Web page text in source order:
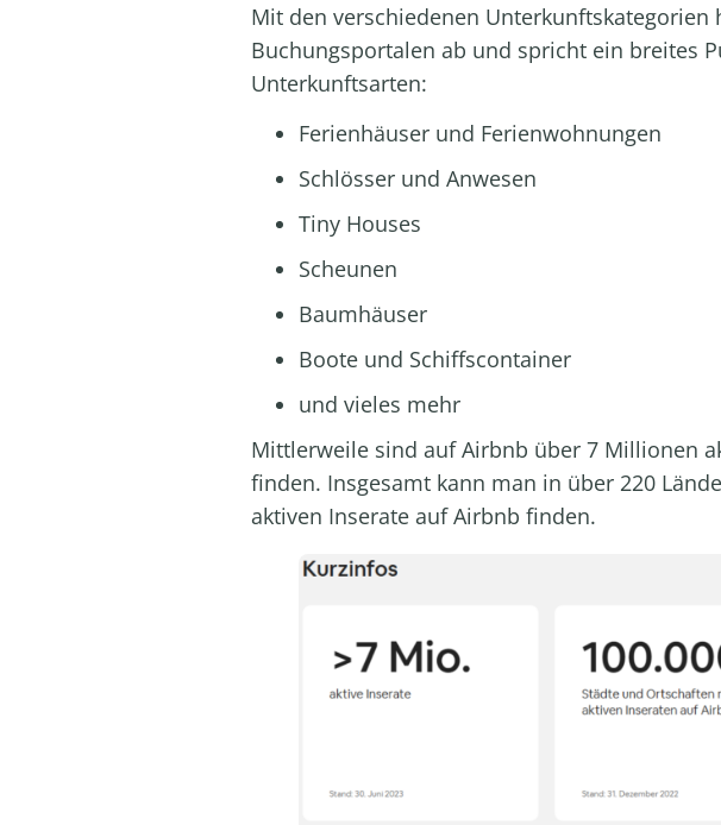
Mit den verschiedenen
Buchungsportalen ab und spricht ein breites
Unterkunftsarten:
Ferienhäuser und Ferienwohnungen
Schlösser und Anwesen
Tiny Houses
Scheunen
Baumhäuser
Boote und Schiffscontainer
und vieles mehr
Mittlerweile sind auf Airbnb über7 Millionen
finden. Insgesamt kann man in über 220
aktiven Inserate auf Airbnb finden.